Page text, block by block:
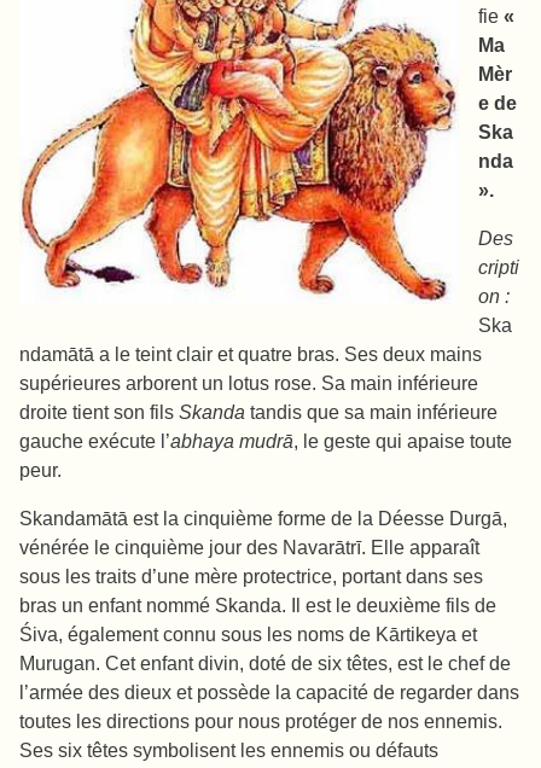
fie «
Ma
Mèr
e de
Ska
nda
».
Des
cripti
on :
Ska
ndamātā a le teint clair et quatre bras. Ses deux mains
supérieures arborent un lotus rose. Sa main inférieure
droite tient son fils Skanda tandis que sa main inférieure
gauche exécute l’abhaya mudrā, le geste qui apaise toute
peur.
Skandamātā est la cinquième forme de la Déesse Durgā,
vénérée le cinquième jour des Navarātrī. Elle apparaît
sous les traits d’une mère protectrice, portant dans ses
bras un enfant nommé Skanda. Il est le deuxième fils de
Śiva, également connu sous les noms de Kārtikeya et
Murugan. Cet enfant divin, doté de six têtes, est le chef de
l’armée des dieux et possède la capacité de regarder dans
toutes les directions pour nous protéger de nos ennemis.
Ses six têtes symbolisent les ennemis ou défauts